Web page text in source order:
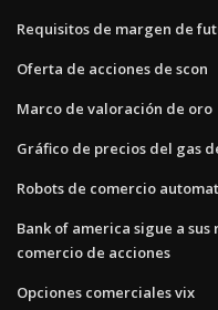
Requisitos de margen de
Oferta de acciones de scon
Marco de valoración de oro
Gráfico de precios del gas
Robots de comercio
Bank of america sigue a
comercio de acciones
Opciones comerciales vix